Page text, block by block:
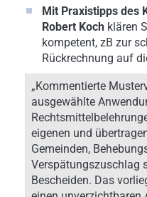
Mit Praxistipps des
Robert Koch klären
kompetent, zB zur
Rückrechnung auf
„Kommentierte
ausgewählte
eigenen und
Gemeinden,
Verspätungszuschlag
Bescheiden. Das